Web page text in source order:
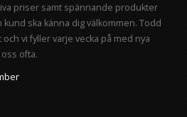
priser samt spännande produkter
ska känna dig välkommen. Todd
vi fyller varje vecka på med nya
ofta.